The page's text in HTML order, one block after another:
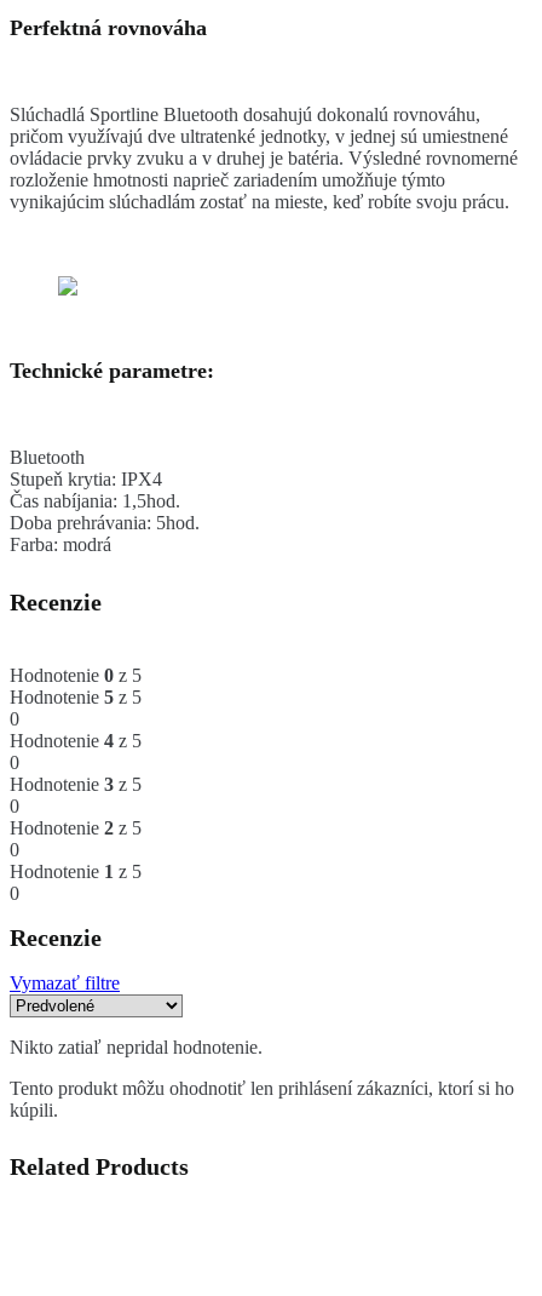
Perfektná rovnováha
Slúchadlá Sportline Bluetooth dosahujú dokonalú rovnováhu,
pričom využívajú dve ultratenké jednotky, v jednej sú umiestnené
ovládacie prvky zvuku a v druhej je batéria. Výsledné rovnomerné
rozloženie hmotnosti naprieč zariadením umožňuje týmto
vynikajúcim slúchadlám zostať na mieste, keď robíte svoju prácu.
Technické parametre:
Bluetooth
Stupeň krytia: IPX4
Čas nabíjania: 1,5hod.
Doba prehrávania: 5hod.
Farba: modrá
Recenzie
Hodnotenie 0 z 5
Hodnotenie 5 z 5
0
Hodnotenie 4 z 5
0
Hodnotenie 3 z 5
0
Hodnotenie 2 z 5
0
Hodnotenie 1 z 5
0
Recenzie
Vymazať filtre
Nikto zatiaľ nepridal hodnotenie.
Tento produkt môžu ohodnotiť len prihlásení zákazníci, ktorí si ho
kúpili.
Related Products